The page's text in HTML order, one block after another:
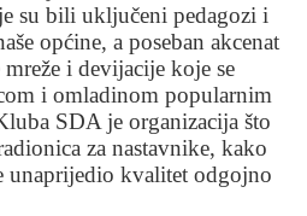
su bili uključeni pedagozi i
općine, a poseban akcenat
i devijacije koje se
i omladinom popularnim
SDA je organizacija što
za nastavnike, kako
unaprijedio kvalitet odgojno